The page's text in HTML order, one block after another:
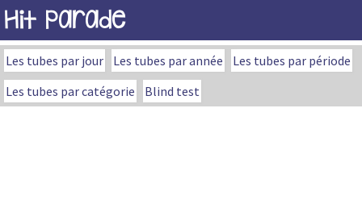
Hit Parade
Les tubes par jour Les tubes par année
Les tubes par période
Les tubes par catégorie
Blind test